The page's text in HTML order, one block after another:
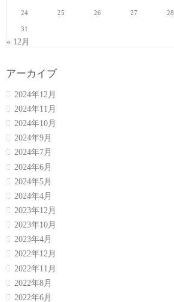
24 25 26 27 28
31
« 12月
アーカイブ
2024年12月
2024年11月
2024年10月
2024年9月
2024年7月
2024年6月
2024年5月
2024年4月
2023年12月
2023年10月
2023年4月
2022年12月
2022年11月
2022年8月
2022年6月